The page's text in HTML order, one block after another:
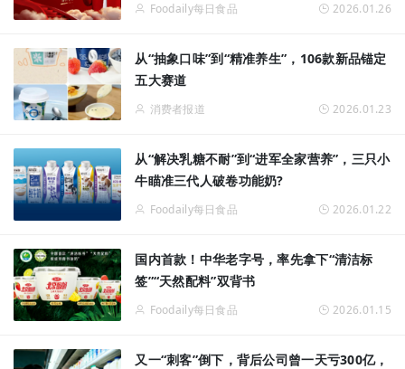
Foodaily每日食品 2026.01.26
从“抽象口味”到“精准养生”，106款新品锚定
五大赛道
消费者报道 2026.01.23
从“解决乳糖不耐”到“进军全家营养”，三只小
牛瞄准三代人破卷功能奶?
Foodaily每日食品 2026.01.22
国内首款！中华老字号，率先拿下“清洁标
签”“天然配料”双背书
Foodaily每日食品 2026.01.15
又一“刺客”倒下，背后公司曾一天亏300亿，